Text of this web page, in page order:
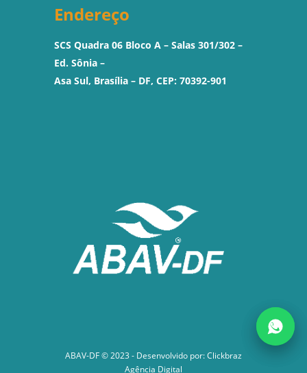
Endereço
SCS Quadra 06 Bloco A – Salas 301/302 –
Ed. Sônia –
Asa Sul, Brasília – DF, CEP: 70392-901
ABAV-DF © 2023 - Desenvolvido por:Clickbraz
Agência Digital